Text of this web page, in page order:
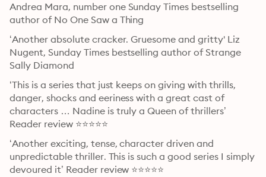
Andrea Mara, number one Sunday Times bestselling
author of No One Saw a Thing
‘Another absolute cracker. Gruesome and gritty' Liz
Nugent, Sunday Times bestselling author of Strange
Sally Diamond
‘This is a series that just keeps on giving with thrills,
danger, shocks and eeriness with a great cast of
characters … Nadine is truly a Queen of thrillers’
Reader review ⭐⭐⭐⭐⭐
‘Another exciting, tense, character driven and
unpredictable thriller. This is such a good series I simply
devoured it’ Reader review ⭐⭐⭐⭐⭐